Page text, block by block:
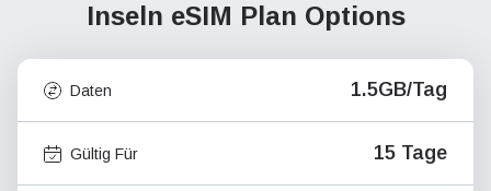
Inseln eSIM Plan Options
Daten 1.5GB/Tag
Gültig Für 15 Tage